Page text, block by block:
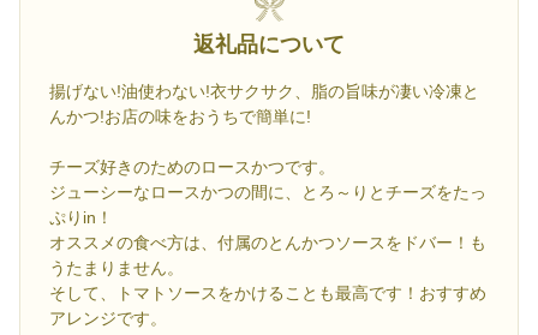
返礼品について
揚げない!油使わない!衣サクサク、脂の旨味が凄い冷凍と
んかつ!お店の味をおうちで簡単に!
チーズ好きのためのロースかつです。
ジューシーなロースかつの間に、とろ～りとチーズをたっ
ぷりin！
オススメの食べ方は、付属のとんかつソースをドバー！も
うたまりません。
そして、トマトソースをかけることも最高です！おすすめ
アレンジです。